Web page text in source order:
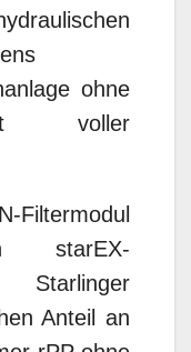
ohne
voller
starEX-
Starlinger
Anteil an